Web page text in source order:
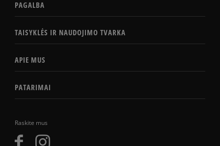
Raskite mus
PAGALBA
TAISYKLĖS IR NAUDOJIMO TVARKA
APIE MUS
PATARIMAI